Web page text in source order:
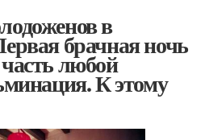
в
брачная ночь
любой
К этому